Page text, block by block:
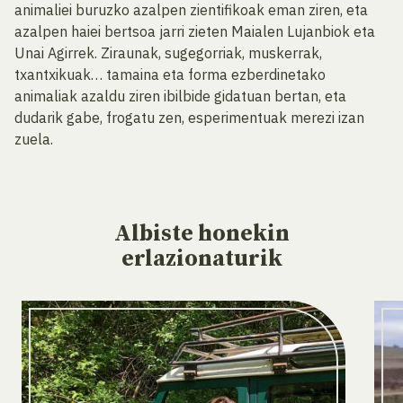
animaliei buruzko azalpen zientifikoak eman ziren, eta
azalpen haiei bertsoa jarri zieten Maialen Lujanbiok eta
Unai Agirrek. Ziraunak, sugegorriak, muskerrak,
txantxikuak… tamaina eta forma ezberdinetako
animaliak azaldu ziren ibilbide gidatuan bertan, eta
dudarik gabe, frogatu zen, esperimentuak merezi izan
zuela.
Albiste honekin
erlazionaturik